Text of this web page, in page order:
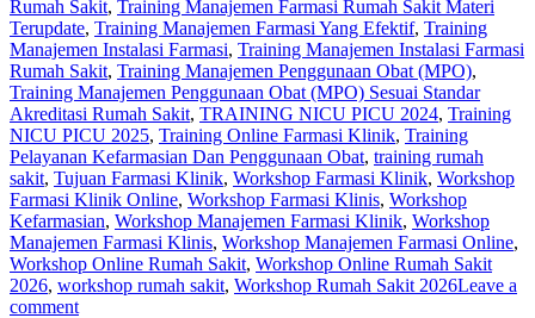
Rumah Sakit, Training Manajemen Farmasi Rumah Sakit Materi
Terupdate, Training Manajemen Farmasi Yang Efektif, Training
Manajemen Instalasi Farmasi, Training Manajemen Instalasi Farmasi
Rumah Sakit, Training Manajemen Penggunaan Obat (MPO),
Training Manajemen Penggunaan Obat (MPO) Sesuai Standar
Akreditasi Rumah Sakit, TRAINING NICU PICU 2024, Training
NICU PICU 2025, Training Online Farmasi Klinik, Training
Pelayanan Kefarmasian Dan Penggunaan Obat, training rumah
sakit, Tujuan Farmasi Klinik, Workshop Farmasi Klinik, Workshop
Farmasi Klinik Online, Workshop Farmasi Klinis, Workshop
Kefarmasian, Workshop Manajemen Farmasi Klinik, Workshop
Manajemen Farmasi Klinis, Workshop Manajemen Farmasi Online,
Workshop Online Rumah Sakit, Workshop Online Rumah Sakit
2026, workshop rumah sakit, Workshop Rumah Sakit 2026Leave a
comment